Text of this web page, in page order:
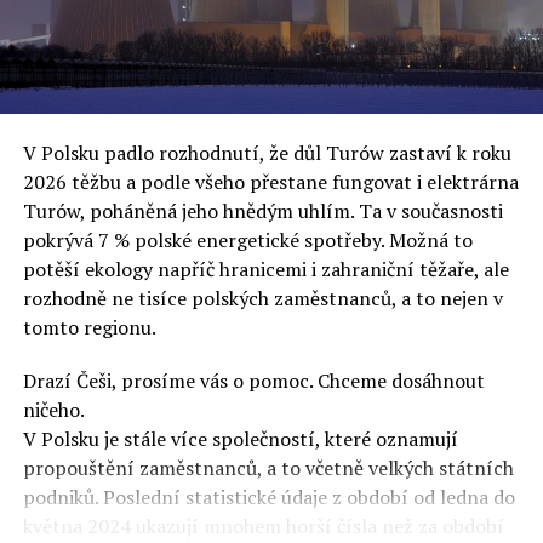
oslovuje své voliče, bublinu šílenců, kteří mu všechno
uvěří a nebudou se ptát na podrobnosti,“ řekl Rafał
Ziemkiewicz, redaktor týdeníku Do Rzeczy a ironicky
dodal: „Když se nynějšímu vedení státního hřebčince
podařilo prodat na aukci 10 plemenných koní za 600
000 euro, bylo to provládními médii oslavované jako
velký úspěch. Za vlády PiS se 14 koní prodalo za 2,5
milionu euro, což bylo stejnou mediální partou
komentováno jako konec polského chovu koní. Ve vidění
kontrolorů činnosti PiS ale určitě šlo při prodeji koní o
praní peněz či jinou nelegální činnost.“
Tuskova čísla jsou ale ujetá i jinde, pokračoval
Ziemkiewicz. „Ve vládní aféře PiS kolem vydávání víz
Tusk tvrdil, že za vlády dnešní opozice se nelegálně
prodalo 600 000 víz do Polska. Byla na to dokonce
vytvořena parlamentní vyšetřovací komise, která přišla
ale pouze na to, že 220 víz do Polska bylo
prostřednictvím úplatků uspíšeno, tedy že víza byla
V Polsku padlo rozhodnutí, že důl Turów zastaví k roku
2026 těžbu a podle všeho přestane fungovat i elektrárna
Turów, poháněná jeho hnědým uhlím. Ta v současnosti
pokrývá 7 % polské energetické spotřeby. Možná to
potěší ekology napříč hranicemi i zahraniční těžaře, ale
rozhodně ne tisíce polských zaměstnanců, a to nejen v
tomto regionu.
Drazí Češi, prosíme vás o pomoc. Chceme dosáhnout
ničeho.
V Polsku je stále více společností, které oznamují
propouštění zaměstnanců, a to včetně velkých státních
podniků. Poslední statistické údaje z období od ledna do
května 2024 ukazují mnohem horší čísla než za období